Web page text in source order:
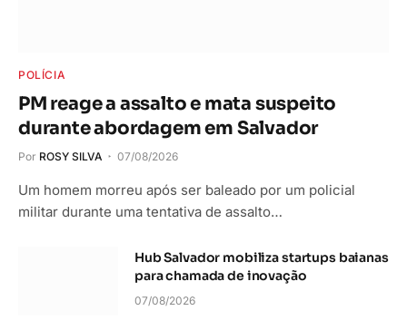
POLÍCIA
PM reage a assalto e mata suspeito
durante abordagem em Salvador
Por ROSY SILVA 07/08/2026
Um homem morreu após ser baleado por um policial
militar durante uma tentativa de assalto…
Hub Salvador mobiliza startups baianas
para chamada de inovação
07/08/2026